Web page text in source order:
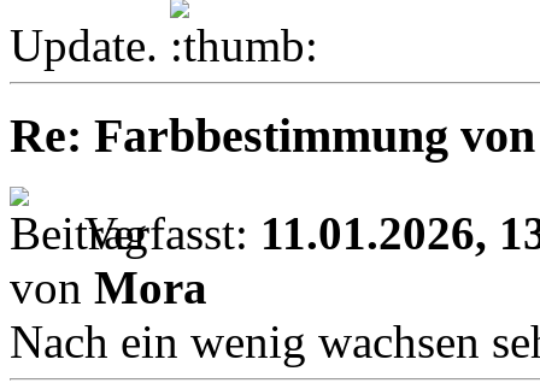
Update.
Re: Farbbestimmung
Verfasst: 11.01.2026,
von Mora
Nach ein wenig wachsen